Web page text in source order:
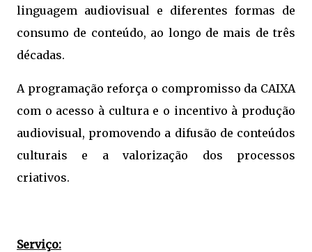
linguagem audiovisual e diferentes formas de
consumo de conteúdo, ao longo de mais de três
décadas.
A programação reforça o compromisso da CAIXA
com o acesso à cultura e o incentivo à produção
audiovisual, promovendo a difusão de conteúdos
culturais e a valorização dos processos
criativos.
Serviço: